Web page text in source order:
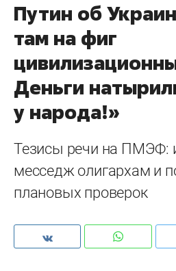
Путин об
там на фиг
Деньги
у народа!»
Тезисы речи на ПМЭФ:
месседж олигархам и
плановых проверок